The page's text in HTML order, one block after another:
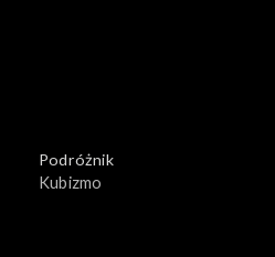
Podróżnik
Kubizmo